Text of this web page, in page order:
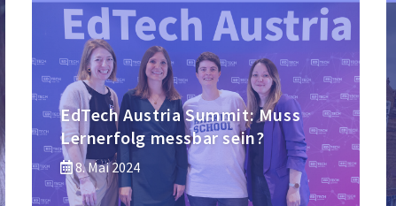
EdTech Austria Summit: Muss
Lernerfolg messbar sein?
8. Mai 2024